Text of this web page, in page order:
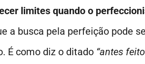
limites quando o
a busca pela perfeição pode
É como diz o ditado “antes